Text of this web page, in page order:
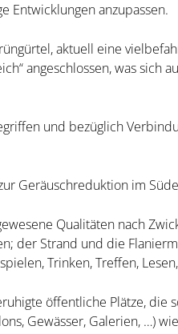
Entwicklungen anzupassen.
aktuell eine
angeschlossen, was sich
und bezüglich
Geräuschreduktion im
Qualitäten nach
der Strand und die
Trinken, Treffen,
öffentliche Plätze, die
Gewässer, Galerien, …)